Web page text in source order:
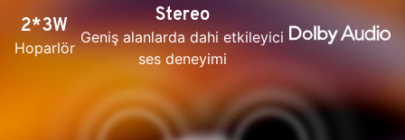
2*3W
Hoparlör
Stereo
Geniş alanlarda dahi etkileyici
ses deneyimi